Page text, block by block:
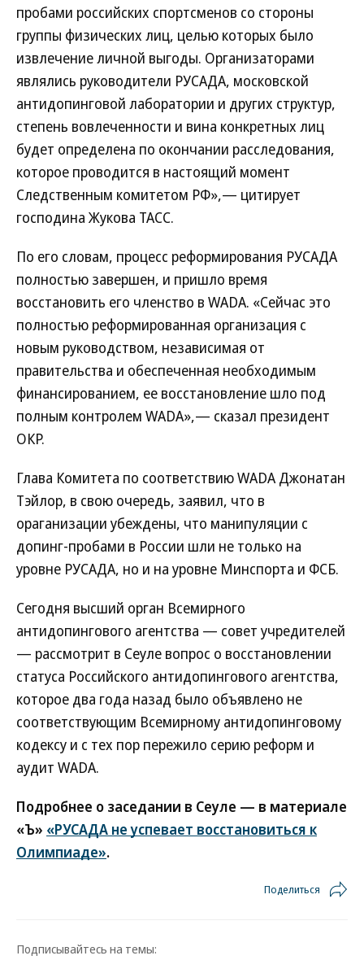
пробами российских спортсменов со стороны
группы физических лиц, целью которых было
извлечение личной выгоды. Организаторами
являлись руководители РУСАДА, московской
антидопинговой лаборатории и других структур,
степень вовлеченности и вина конкретных лиц
будет определена по окончании расследования,
которое проводится в настоящий момент
Следственным комитетом РФ»,— цитирует
господина Жукова ТАСС.
По его словам, процесс реформирования РУСАДА
полностью завершен, и пришло время
восстановить его членство в WADA. «Сейчас это
полностью реформированная организация с
новым руководством, независимая от
правительства и обеспеченная необходимым
финансированием, ее восстановление шло под
полным контролем WADA»,— сказал президент
ОКР.
Глава Комитета по соответствию WADA Джонатан
Тэйлор, в свою очередь, заявил, что в
ораганизации убеждены, что манипуляции с
допинг-пробами в России шли не только на
уровне РУСАДА, но и на уровне Минспорта и ФСБ.
Сегодня высший орган Всемирного
антидопингового агентства — совет учредителей
— рассмотрит в Сеуле вопрос о восстановлении
статуса Российского антидопингового агентства,
которое два года назад было объявлено не
соответствующим Всемирному антидопинговому
кодексу и с тех пор пережило серию реформ и
аудит WADA.
Подробнее о заседании в Сеуле — в материале
«Ъ» «РУСАДА не успевает восстановиться к
Олимпиаде».
Поделиться
Подписывайтесь на темы: